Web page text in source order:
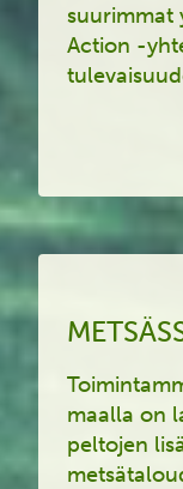
suurimmat
Action -
maalla on
peltojen